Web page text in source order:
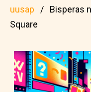
uusap
Bisperas
Square